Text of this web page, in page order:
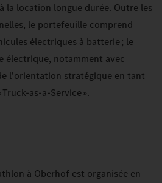
location longue durée. Outre les
le portefeuille comprend
électriques à batterie ; le
électrique, notamment avec
l'orientation stratégique en tant
as-a-Service ».
à Oberhof est organisée en